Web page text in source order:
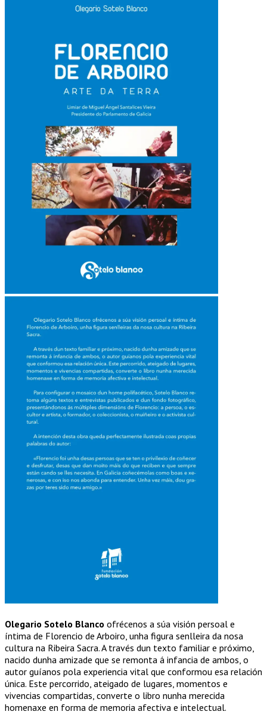
Olegario Sotelo Blanco ofrécenos a súa visión persoal e
íntima de Florencio de Arboiro, unha figura senlleira da nosa
cultura na Ribeira Sacra. A través dun texto familiar e próximo,
nacido dunha amizade que se remonta á infancia de ambos, o
autor guíanos pola experiencia vital que conformou esa relación
única. Este percorrido, ateigado de lugares, momentos e
vivencias compartidas, converte o libro nunha merecida
homenaxe en forma de memoria afectiva e intelectual.